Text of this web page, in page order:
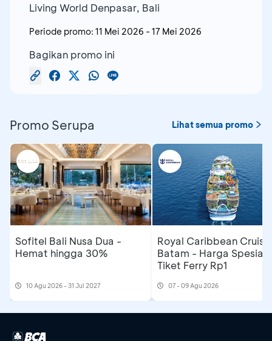
Living World Denpasar, Bali
Periode promo: 11 Mei 2026 - 17 Mei 2026
Bagikan promo ini
Promo Serupa Lihat semua promo
Sofitel Bali Nusa Dua -
Hemat hingga 30%
10 Agu 2026 - 31 Jul 2027
Royal Caribbean Cruise
Batam - Harga Spesial
Tiket Ferry Rp1
07 - 09 Agu 2026